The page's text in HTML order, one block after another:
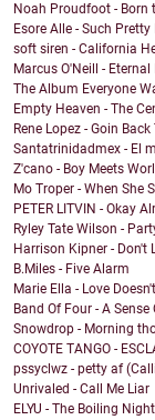
Noah Proudfoot - Born
Esore Alle - Such Pretty
soft siren - California
Marcus O'Neill - Eternal
The Album Everyone
Empty Heaven - The
Rene Lopez - Goin Back
Santatrinidadmex - El
Z'cano - Boy Meets
Mo Troper - When She
PETER LITVIN - Okay
Ryley Tate Wilson -
Harrison Kipner - Don't
B.Miles - Five Alarm
Marie Ella - Love
Band Of Four - A Sense
Snowdrop - Morning
COYOTE TANGO -
pssyclwz - petty af
Unrivaled - Call Me Liar
ELYU - The Boiling Night